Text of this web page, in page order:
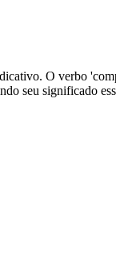
O verbo
seu significado